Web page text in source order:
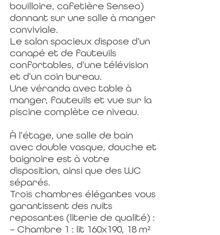
bouilloire, cafetière Senseo)
donnant sur une salle à manger
conviviale.
Le salon spacieux dispose d’un
canapé et de fauteuils
confortables, d’une télévision
et d’un coin bureau.
Une véranda avec table à
manger, fauteuils et vue sur la
piscine complète ce niveau.
À l’étage, une salle de bain
avec double vasque, douche et
baignoire est à votre
disposition, ainsi que des WC
séparés.
Trois chambres élégantes vous
garantissent des nuits
reposantes (literie de qualité) :
– Chambre 1 : lit 160x190, 18 m²